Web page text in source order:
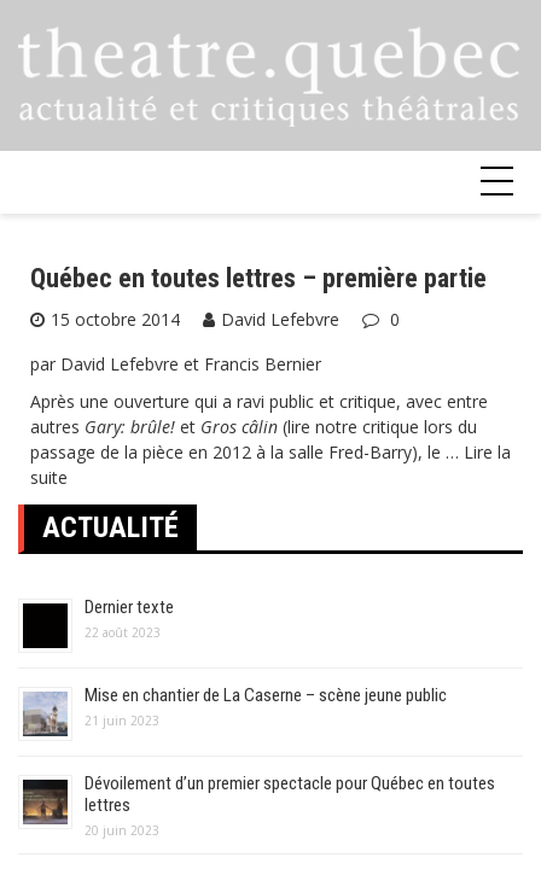
Québec en toutes lettres – première partie
15 octobre 2014 David Lefebvre
0
par David Lefebvre et Francis Bernier
Après une ouverture qui a ravi public et critique, avec entre
autres Gary: brûle! et Gros câlin (lire notre critique lors du
passage de la pièce en 2012 à la salle Fred-Barry), le … Lire la
suite
ACTUALITÉ
Dernier texte
22 août 2023
Mise en chantier de La Caserne – scène jeune public
21 juin 2023
Dévoilement d’un premier spectacle pour Québec en toutes
lettres
20 juin 2023